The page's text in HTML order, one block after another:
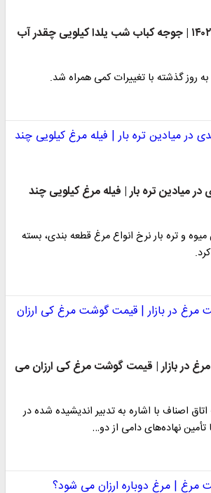
قیمت مرغ در ۳۰ آذر ۱۴۰۲ | جوجه کباب شب یلدا کیلویی چقدر آب
روز گذشته با تغییرات کمی همراه شد.
میادین تره بار | فیله مرغ کیلویی چند
و تره بار نرخ انواع مرغ قطعه بندی، بسته
در بازار | قیمت گوشت مرغ کی ارزان می
اصناف با اشاره به تدبیر اندیشیده شده در
نهاده‌های دامی از دو…